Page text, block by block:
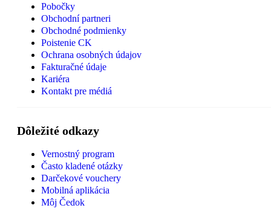
Pobočky
Obchodní partneri
Obchodné podmienky
Poistenie CK
Ochrana osobných údajov
Fakturačné údaje
Kariéra
Kontakt pre médiá
Dôležité odkazy
Vernostný program
Často kladené otázky
Darčekové vouchery
Mobilná aplikácia
Môj Čedok